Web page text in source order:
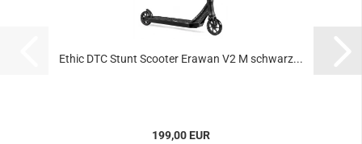
Ethic DTC Stunt Scooter Erawan V2 M schwarz...
199,00 EUR